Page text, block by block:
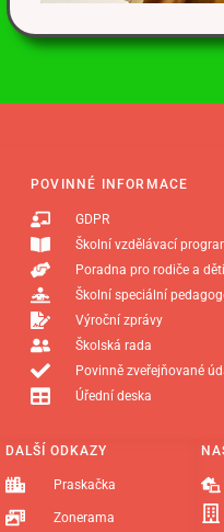
DALŠÍ ODKAZY
Praskačka
Zonerama
POVINNÉ INFORMACE
GDPR
Školní vzdělávací
Poradna pro rodiče a děti
Školní speciální
Výroční zprávy
Školská rada
Povinně zveřejňované
Úřední deska